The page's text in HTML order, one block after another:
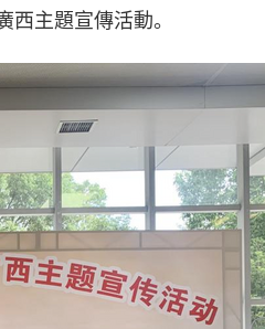
主題宣傳活動。